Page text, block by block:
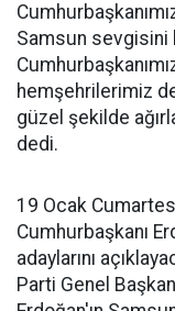
Samsun sevgisini
hemşehrilerimiz de
güzel şekilde
dedi.
19 Ocak
Cumhurbaşkanı
adaylarını
Parti Genel